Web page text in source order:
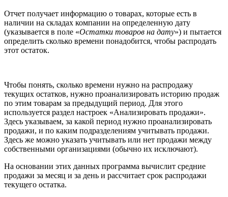
Отчет получает информацию о товарах, которые есть в
наличии на складах компании на определенную дату
(указывается в поле «Остатки товаров на дату») и пытается
определить сколько времени понадобится, чтобы распродать
этот остаток.
Чтобы понять, сколько времени нужно на распродажу
текущих остатков, нужно проанализировать историю продаж
по этим товарам за предыдущий период. Для этого
используется раздел настроек «Анализировать продажи».
Здесь указываем, за какой период нужно проанализировать
продажи, и по каким подразделениям учитывать продажи.
Здесь же можно указать учитывать или нет продажи между
собственными организациями (обычно их исключают).
На основании этих данных программа вычислит средние
продажи за месяц и за день и рассчитает срок распродажи
текущего остатка.